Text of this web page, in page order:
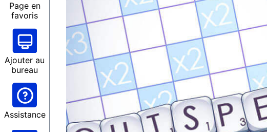
Page en
favoris
Ajouter au
bureau
Assistance